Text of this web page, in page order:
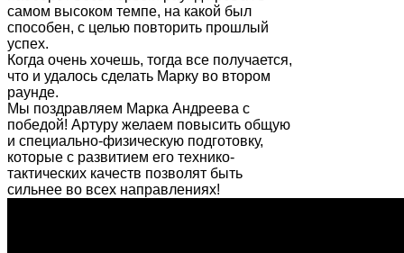
самом высоком темпе, на какой был
способен, с целью повторить прошлый
успех.
Когда очень хочешь, тогда все получается,
что и удалось сделать Марку во втором
раунде.
Мы поздравляем Марка Андреева с
победой! Артуру желаем повысить общую
и специально-физическую подготовку,
которые с развитием его технико-
тактических качеств позволят быть
сильнее во всех направлениях!